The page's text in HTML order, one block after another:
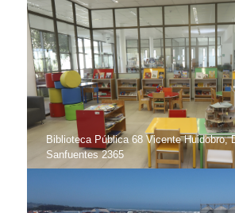
Biblioteca Pública 68 Vicente Huidobro,
Sanfuentes 2365